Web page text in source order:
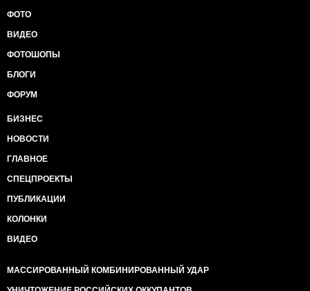
ФОТО
ВИДЕО
ФОТОШОПЫ
БЛОГИ
ФОРУМ
БИЗНЕС
НОВОСТИ
ГЛАВНОЕ
СПЕЦПРОЕКТЫ
ПУБЛИКАЦИИ
КОЛОНКИ
ВИДЕО
МАССИРОВАННЫЙ КОМБИНИРОВАННЫЙ УДАР